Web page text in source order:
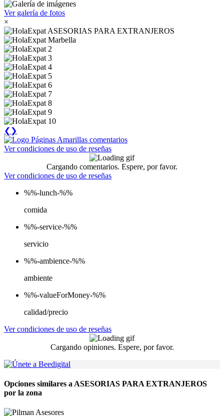
Ver galería de fotos
×
❮ ❯
Ver condiciones de uso de reseñas
Cargando comentarios. Espere, por favor.
Ver condiciones de uso de reseñas
%%-lunch-%%
comida
%%-service-%%
servicio
%%-ambience-%%
ambiente
%%-valueForMoney-%%
calidad/precio
Ver condiciones de uso de reseñas
Cargando opiniones. Espere, por favor.
Opciones similares a ASESORIAS PARA EXTRANJEROS
por la zona